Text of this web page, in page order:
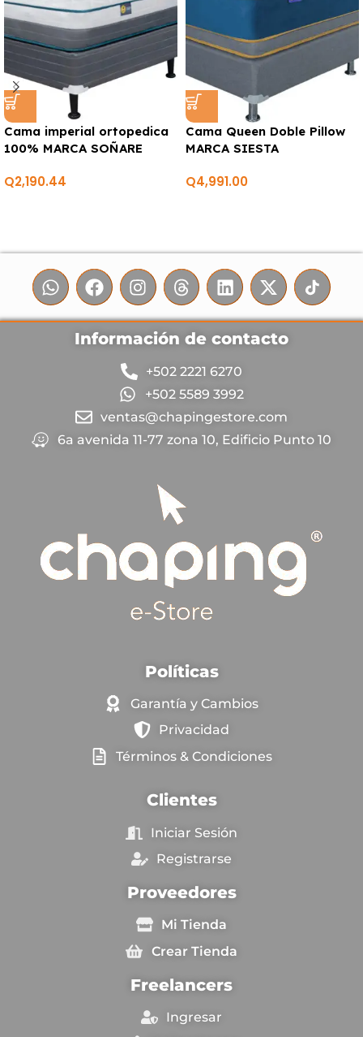
Cama imperial ortopedica
100% MARCA SOÑARE
Q2,190.44
Cama Queen Doble Pillow
MARCA SIESTA
Q4,991.00
Información de contacto
+502 2221 6270
+502 5589 3992
ventas@chapingestore.com
6a avenida 11-77 zona 10, Edificio Punto 10
Políticas
Garantía y Cambios
Privacidad
Términos & Condiciones
Clientes
Iniciar Sesión
Registrarse
Proveedores
Mi Tienda
Crear Tienda
Freelancers
Ingresar